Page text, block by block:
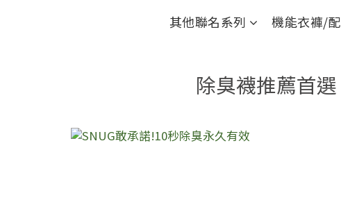
其他聯名系列
機能衣褲/
除臭襪推薦首